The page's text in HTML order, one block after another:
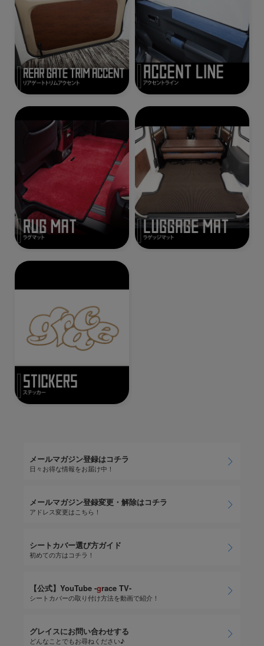
メールマガジン登録はコチラ
日々お得な情報をお届け中！
メールマガジン登録変更・解除はコチラ
アドレス変更はこちら！
シートカバー選び方ガイド
初めての方はコチラ！
【公式】YouTube -grace TV-
シートカバーの取り付け方法を動画で紹介！
グレイスにお問い合わせする
どんなことでもお尋ねください♪